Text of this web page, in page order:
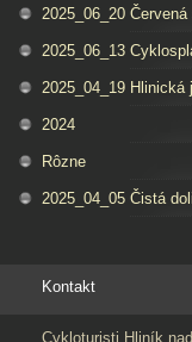
2025_06_20
2025_06_13
2025_04_19 Hlinická
2024
Rôzne
2025_04_05 Čistá
Kontakt
Cykloturisti Hliník